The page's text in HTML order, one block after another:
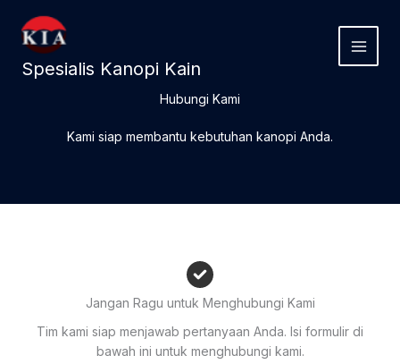
konten
Spesialis Kanopi Kain
Hubungi Kami
Kami siap membantu kebutuhan kanopi Anda.
Jangan Ragu untuk Menghubungi Kami
Tim kami siap menjawab pertanyaan Anda. Isi formulir di
bawah ini untuk menghubungi kami.